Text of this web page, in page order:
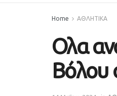
Home ΑΘΛΗΤΙΚΑ
Ολα
Βόλου